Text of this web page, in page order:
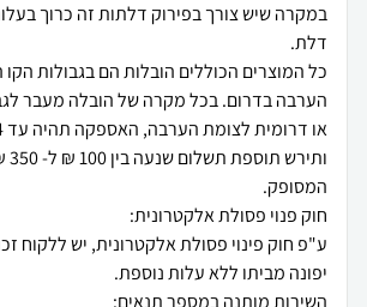
כל המוצרים הכוללים הובלות הם בגבולות הקו
הערבה בדרום. בכל מקרה של הובלה מעבר
ע"פ חוק פינוי פסולת אלקטרונית, יש ללקוח